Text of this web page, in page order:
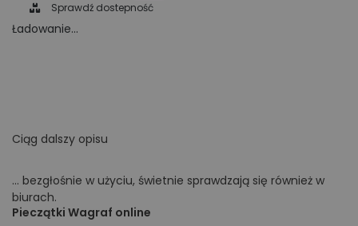
Sprawdź dostepność
Ładowanie...
Ciąg dalszy opisu
... bezgłośnie w użyciu, świetnie sprawdzają się również w
biurach.
Pieczątki Wagraf online